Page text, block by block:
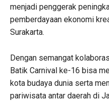
menjadi penggerak
pemberdayaan ekonomi
Surakarta.
Dengan semangat
Batik Carnival ke-16 bisa
kota budaya dunia serta
pariwisata antar daerah di